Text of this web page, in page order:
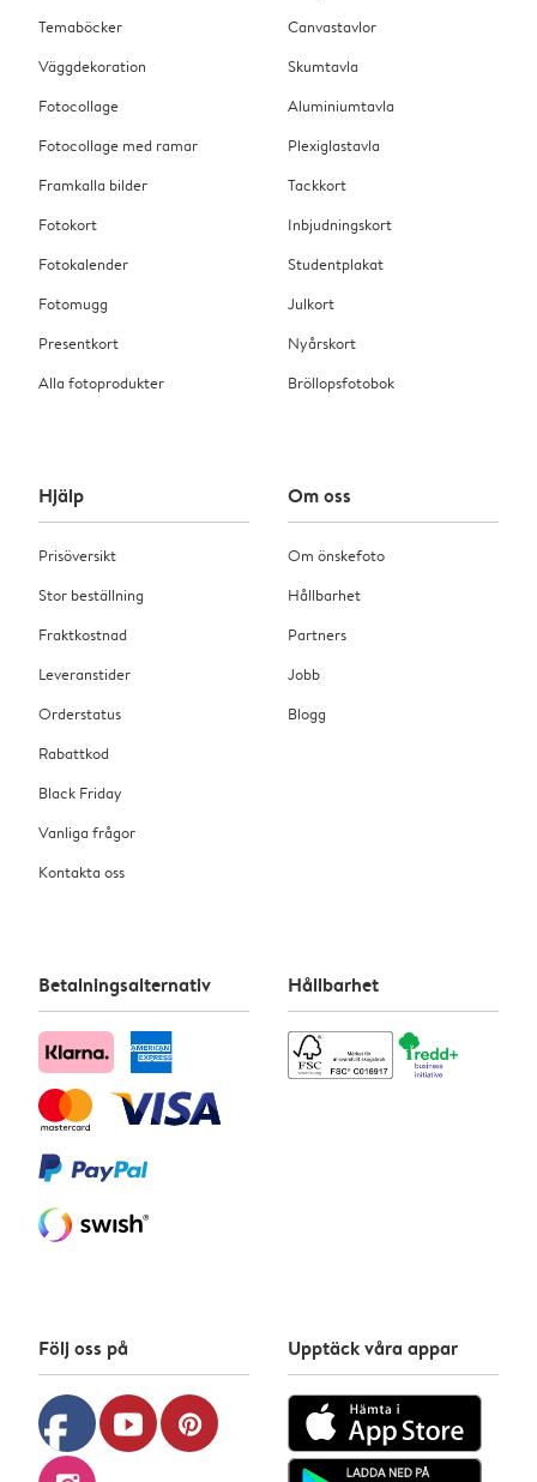
Temaböcker
Väggdekoration
Fotocollage
Fotocollage med ramar
Framkalla bilder
Fotokort
Fotokalender
Fotomugg
Presentkort
Alla fotoprodukter
Canvastavlor
Skumtavla
Aluminiumtavla
Plexiglastavla
Tackkort
Inbjudningskort
Studentplakat
Julkort
Nyårskort
Bröllopsfotobok
Hjälp
Prisöversikt
Stor beställning
Fraktkostnad
Leveranstider
Orderstatus
Rabattkod
Black Friday
Vanliga frågor
Kontakta oss
Om oss
Om önskefoto
Hållbarhet
Partners
Jobb
Blogg
Betalningsalternativ Hållbarhet
Följ oss på
facebook youtube pinterest
Upptäck våra appar